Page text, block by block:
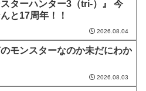
スターハンター3（tri-）』 今
と17周年！！
2026.08.04
モンスターなのか未だにわか
2026.08.03